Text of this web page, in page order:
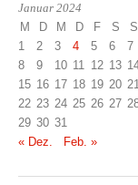
Januar 2024
M D M D F S
S
1
2 3 4 5 6
7
8
9 10 11 12 13
15 16 17 18 19 20 21
22 23 24 25 26 27
29 30 31
« Dez.
Feb. »